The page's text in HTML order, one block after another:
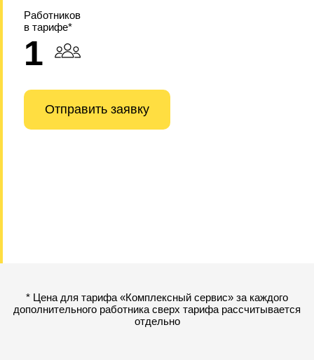
Работников
в тарифе*
1
Отправить заявку
* Цена для тарифа «Комплексный сервис» за каждого
дополнительного работника сверх тарифа рассчитывается
отдельно